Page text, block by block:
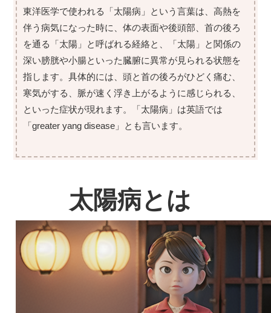
東洋医学で使われる「太陽病」という言葉は、高熱を
伴う病気になった時に、体の表面や後頭部、首の後ろ
を通る「太陽」と呼ばれる経絡と、「太陽」と関係の
深い膀胱や小腸といった臓腑に異常が見られる状態を
指します。具体的には、頭と首の後ろがひどく痛む、
寒気がする、脈が速く浮き上がるように感じられる、
といった症状が現れます。「太陽病」は英語では
「greater yang disease」とも言います。
太陽病とは